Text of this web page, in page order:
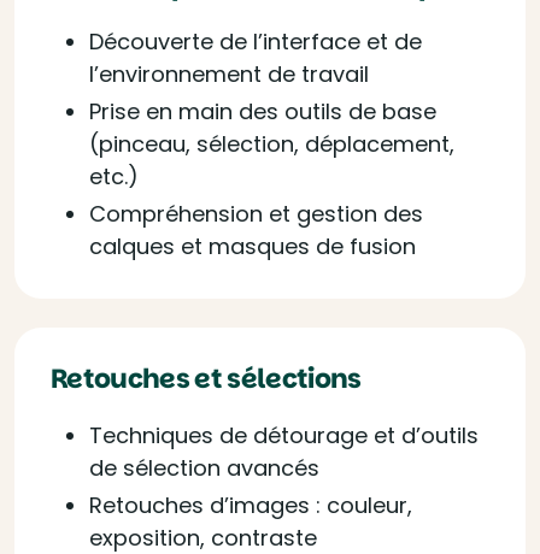
Découverte de l’interface et de
l’environnement de travail
Prise en main des outils de base
(pinceau, sélection, déplacement,
etc.)
Compréhension et gestion des
calques et masques de fusion
Retouches et sélections
Techniques de détourage et d’outils
de sélection avancés
Retouches d’images : couleur,
exposition, contraste